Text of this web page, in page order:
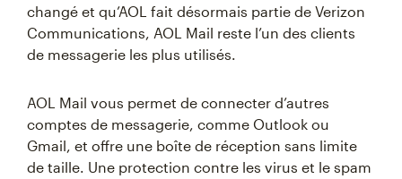
changé et qu’AOL fait désormais partie de Verizon
Communications, AOL Mail reste l’un des clients
de messagerie les plus utilisés.
AOL Mail vous permet de connecter d’autres
comptes de messagerie, comme Outlook ou
Gmail, et offre une boîte de réception sans limite
de taille. Une protection contre les virus et le spam